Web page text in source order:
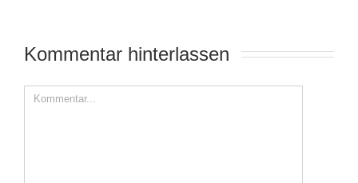
Kommentar hinterlassen